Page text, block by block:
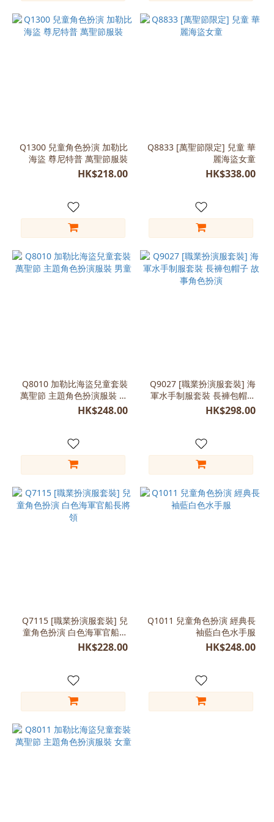
L
(80-
看
更
Q1300 兒童角色扮演 加勒比
海盜 尊尼特普 萬聖節服裝
HK$218.00
Q8833 [萬聖節限定] 兒童 華
麗海盜女童
HK$338.00
Q8010 加勒比海盜兒童套裝
萬聖節 主題角色扮演服裝 男
童
HK$248.00
Q9027 [職業扮演服套裝] 海
軍水手制服套裝 長褲包帽子
故事角色扮演
HK$298.00
Q7115 [職業扮演服套裝] 兒
童角色扮演 白色海軍官船長
將領
HK$228.00
Q1011 兒童角色扮演 經典長
袖藍白色水手服
HK$248.00